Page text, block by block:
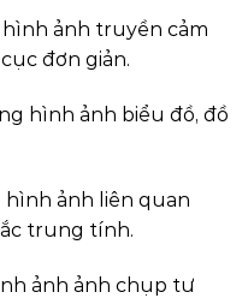
hình ảnh truyền cảm
đơn giản.
hình ảnh biểu đồ, đồ
hình ảnh liên quan
trung tính.
ảnh ảnh chụp tư